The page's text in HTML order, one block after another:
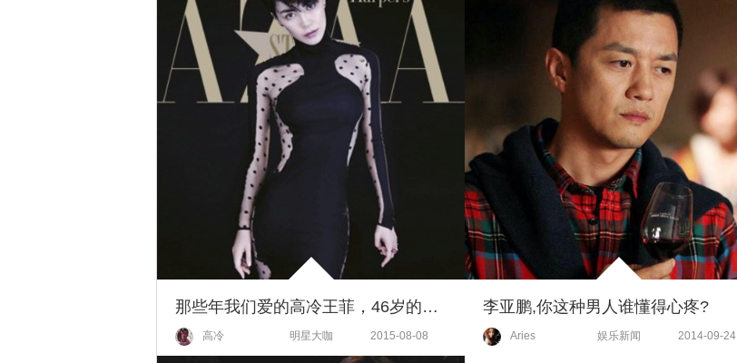
那些年我们爱的高冷王菲，46岁的她依然如风般自由！
高冷 明星大咖 2015-08-08
李亚鹏,你这种男人谁懂得心疼?
Aries 娱乐新闻 2014-09-24